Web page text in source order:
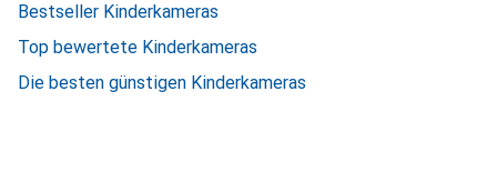
Bestseller Kinderkameras
Top bewertete Kinderkameras
Die besten günstigen Kinderkameras